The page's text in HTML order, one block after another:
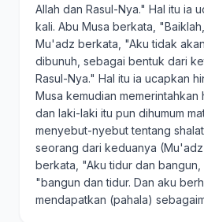
Allah dan Rasul-Nya." Hal itu ia
kali. Abu Musa berkata,
Mu'adz berkata, "Aku tidak
dibunuh, sebagai bentuk dari
Rasul-Nya." Hal itu ia ucapkan
Musa kemudian memerintahkan
dan laki-laki itu pun dihumum
menyebut-nyebut tentang shalat
seorang dari keduanya
berkata, "Aku tidur dan bangun,
"bangun dan tidur. Dan aku
mendapatkan (pahala)